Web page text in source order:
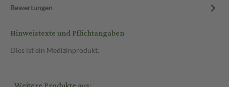
Bewertungen
Hinweistexte und Pflichtangaben
Dies ist ein Medizinprodukt.